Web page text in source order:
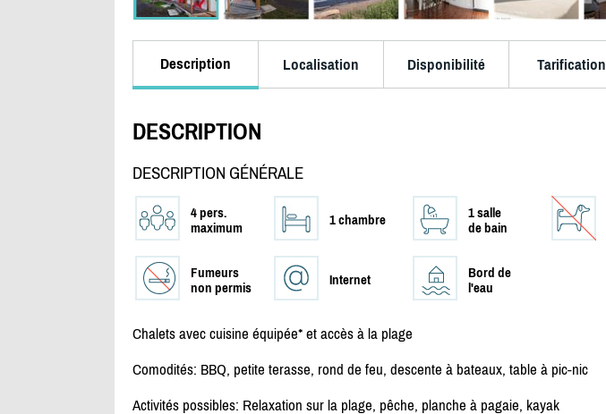
Description Localisation Disponibilité Tarification
DESCRIPTION
DESCRIPTION GÉNÉRALE
4 pers.
maximum
1 chambre
1 salle
de bain
Fumeurs
non permis
Internet
Bord de
l'eau
Chalets avec cuisine équipée* et accès à la plage
Comodités: BBQ, petite terasse, rond de feu, descente à bateaux, table à pic-nic
Activités possibles: Relaxation sur la plage, pêche, planche à pagaie, kayak